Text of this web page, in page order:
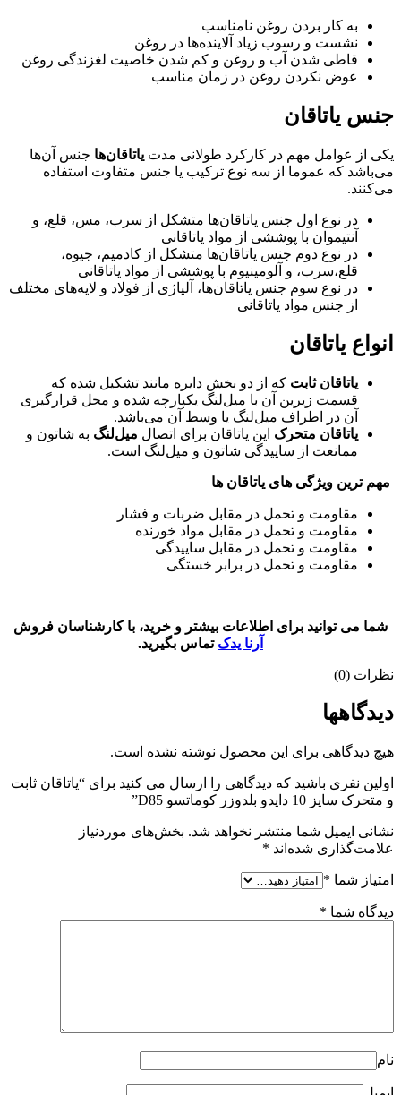
به کار بردن روغن نامناسب
نشست و رسوب زیاد آلاینده‌ها در روغن
قاطی شدن آب و روغن و کم شدن خاصیت لغزندگی روغن
عوض نکردن روغن در زمان مناسب
جنس یاتاقان
یکی از عوامل مهم در کارکرد طولانی مدت یاتاقا‌ن‌ها جنس آن‌ها
می‌باشد که عموما از سه نوع ترکیب یا جنس متفاوت استفاده
می‌کنند.
در نوع اول جنس یاتاقان‌ها متشکل از سرب، مس، قلع، و
آنتیموان با پوششی از مواد یاتاقانی
در نوع دوم جنس یاتاقان‌ها متشکل از کادمیم، جیوه،
قلع،سرب، و آلومینیوم با پوششی از مواد یاتاقانی
در نوع سوم جنس یاتاقان‌ها، آلیاژی از فولاد و لایه‌های مختلف
از جنس مواد یاتاقانی
انواع یاتاقان
یاتاقان ثابت که از دو بخش دایره مانند تشکیل شده که
قسمت زیرین آن با میل‌لنگ یکپارچه شده و محل قرارگیری
آن در اطراف میل‌لنگ یا وسط آن می‌باشد.
یاتاقان متحرک این یاتاقان برای اتصال میل‌لنگ به شاتون و
ممانعت از ساییدگی شاتون و میل‌لنگ است.
مهم ترین ویژگی های یاتاقان ها
مقاومت و تحمل در مقابل ضربات و فشار
مقاومت و تحمل در مقابل مواد خورنده
مقاومت و تحمل در مقابل ساییدگی
مقاومت و تحمل در برابر خستگی
شما می توانید برای اطلاعات بیشتر و خرید، با کارشناسان فروش
آرنا یدک تماس بگیرید.
نظرات (0)
دیدگاهها
هیچ دیدگاهی برای این محصول نوشته نشده است.
اولین نفری باشید که دیدگاهی را ارسال می کنید برای “یاتاقان ثابت
و متحرک سایز 10 دایدو بلدوزر کوماتسو D85”
نشانی ایمیل شما منتشر نخواهد شد. بخش‌های موردنیاز
علامت‌گذاری شده‌اند *
امتیاز شما *
دیدگاه شما *
نام